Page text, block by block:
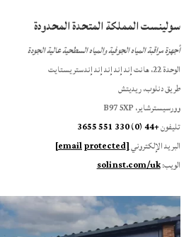
سولينست المملكة المتحدة المحدودة
أجهزة مراقبة المياه الجوفية والمياه السطحية عالية الجودة
الوحدة 22، هانت إند إند إند إند إندستريستايت
طريق دنلوب، ريديتش
وورسيسترشاير، B97 5XP
تليفون+44 (0) 330 551 3655
البريد الإلكتروني[email protected]
الويب:solinst.com/uk